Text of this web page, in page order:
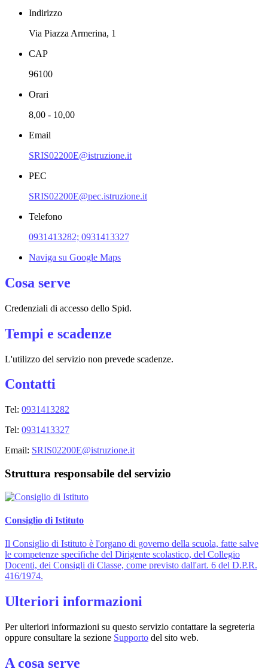
Indirizzo
Via Piazza Armerina, 1
CAP
96100
Orari
8,00 - 10,00
Email
SRIS02200E@istruzione.it
PEC
SRIS02200E@pec.istruzione.it
Telefono
0931413282; 0931413327
Naviga su Google Maps
Cosa serve
Credenziali di accesso dello Spid.
Tempi e scadenze
L'utilizzo del servizio non prevede scadenze.
Contatti
Tel: 0931413282
Tel: 0931413327
Email: SRIS02200E@istruzione.it
Struttura responsabile del servizio
Consiglio di Istituto
Il Consiglio di Istituto è l'organo di governo della scuola, fatte salve
le competenze specifiche del Dirigente scolastico, del Collegio
Docenti, dei Consigli di Classe, come previsto dall'art. 6 del D.P.R.
416/1974.
Ulteriori informazioni
Per ulteriori informazioni su questo servizio contattare la segreteria
oppure consultare la sezione Supporto del sito web.
A cosa serve